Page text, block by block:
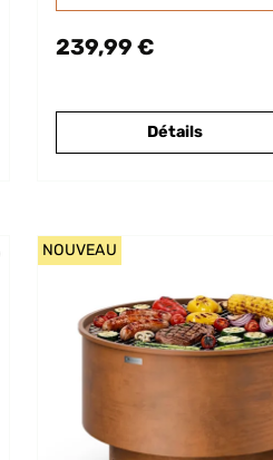
239,99 €
Détails
NOUVEAU